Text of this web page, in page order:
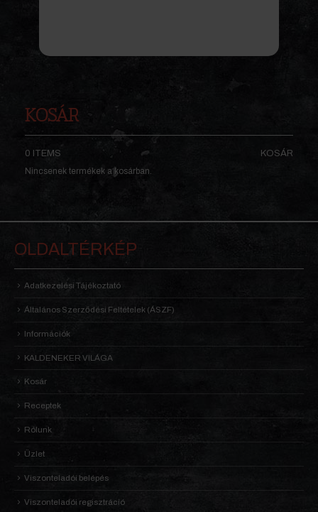
KOSÁR
0 ITEMS
KOSÁR
Nincsenek termékek a kosárban.
OLDALTÉRKÉP
Adatkezelési Tájékoztató
Általános Szerződési Feltételek (ÁSZF)
Információk
KALDENEKER VILÁGA
Kosár
Receptek
Rólunk
Üzlet
Viszonteladói belépés
Viszonteladói regisztráció